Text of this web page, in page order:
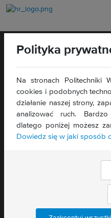
FOTONIKI I MIKROSYSTEMÓW
50-372 Wrocław
Polityka
Na stronach Politechniki
cookies i podobnych
działanie naszej strony,
analizować ruch.
dlatego poniżej możesz
Dowiedz się w jaki sposób